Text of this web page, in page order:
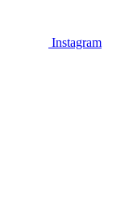
Instagram